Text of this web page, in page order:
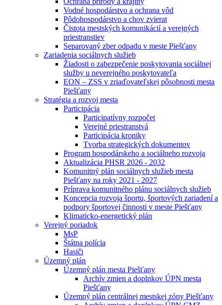
Vodné hospodárstvo a ochrana vôd
Pôdohospodárstvo a chov zvierat
Čistota mestských komunikácií a verejných
priestranstiev
Separovaný zber odpadu v meste Piešťany
Zariadenia sociálnych služieb
Žiadosti o zabezpečenie poskytovania sociálnej
služby u neverejného poskytovateľa
EON – ZSS v zriaďovateľskej pôsobnosti mesta
Piešťany
Stratégia a rozvoj mesta
Participácia
Participatívny rozpočet
Verejné priestranstvá
Participácia kroniky
Tvorba strategických dokumentov
Program hospodárskeho a sociálneho rozvoja
Aktualizácia PHSR 2026 - 2032
Komunitný plán sociálnych služieb mesta
Piešťany na roky 2021 - 2027
Príprava komunitného plánu sociálnych služieb
Koncepcia rozvoja športu, športových zariadení a
podpory športovej činnosti v meste Piešťany
Klimaticko-energetický plán
Verejný poriadok
MsP
Štátna polícia
Hasiči
Územný plán
Územný plán mesta Piešťany
Archív zmien a doplnkov ÚPN mesta
Piešťany
Územný plán centrálnej mestskej zóny Piešťany